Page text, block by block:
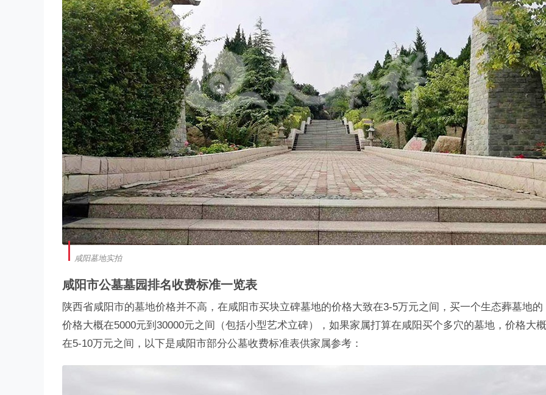
咸阳墓地实拍
咸阳市公墓墓园排名收费标准一览表
陕西省咸阳市的墓地价格并不高，在咸阳市买块立碑墓地的价格大致在3-5万元之间，买一个生态葬墓地的
价格大概在5000元到30000元之间（包括小型艺术立碑），如果家属打算在咸阳买个多穴的墓地，价格大概
在5-10万元之间，以下是咸阳市部分公墓收费标准表供家属参考：